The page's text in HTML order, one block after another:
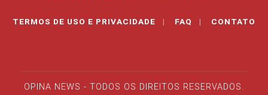
TERMOS DE USO E PRIVACIDADE | FAQ | CONTATO
OPINA NEWS - TODOS OS DIREITOS RESERVADOS.